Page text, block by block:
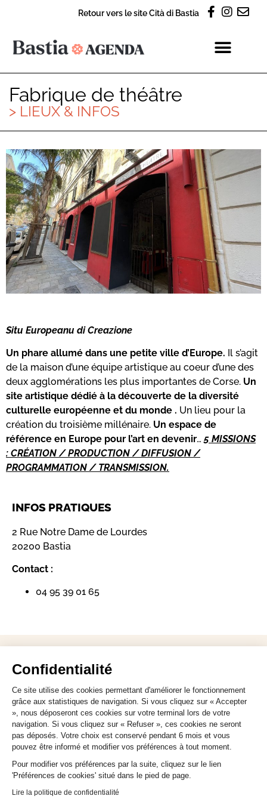
Confidentialité
Ce site utilise des cookies permettant d'améliorer le fonctionnement
grâce aux statistiques de navigation. Si vous cliquez sur « Accepter
», nous déposeront ces cookies sur votre terminal lors de votre
navigation. Si vous cliquez sur « Refuser », ces cookies ne seront
pas déposés. Votre choix est conservé pendant 6 mois et vous
pouvez être informé et modifier vos préférences à tout moment.
Pour modifier vos préférences par la suite, cliquez sur le lien
'Préférences de cookies' situé dans le pied de page.
Lire la politique de confidentialité
Retour vers le site Cità di Bastia
Fabrique de théâtre
> LIEUX & INFOS
Situ Europeanu di Creazione
Un phare allumé dans une petite ville d’Europe. Il s’agit
de la maison d’une équipe artistique au coeur d’une des
deux agglomérations les plus importantes de Corse. Un
site artistique dédié à la découverte de la diversité
culturelle européenne et du monde . Un lieu pour la
création du troisième millénaire. Un espace de
référence en Europe pour l’art en devenir…5 MISSIONS
: CRÉATION / PRODUCTION / DIFFUSION /
PROGRAMMATION / TRANSMISSION.
INFOS PRATIQUES
2 Rue Notre Dame de Lourdes
20200 Bastia
Contact :
04 95 39 01 65
CONTACT
S'abonner à la newsletter Agenda
Nous contacter par e-mail
Mentions légales/Cookie/ Réalisation Corsicaweb